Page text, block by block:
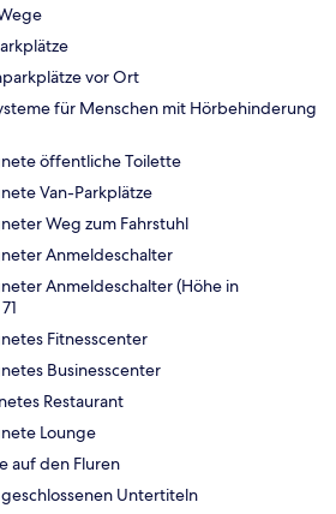
vor Ort
für Menschen mit Hörbehinderung
öffentliche Toilette
Van-Parkplätze
Weg zum Fahrstuhl
Anmeldeschalter
Anmeldeschalter (Höhe in
Fitnesscenter
Businesscenter
Restaurant
Lounge
auf den Fluren
Untertiteln